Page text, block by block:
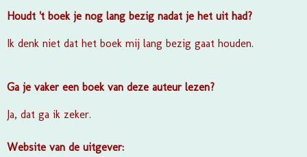
Houdt 't boek je nog lang bezig nadat je het uit had?
Ik denk niet dat het boek mij lang bezig gaat houden.
Ga je vaker een boek van deze auteur lezen?
Ja, dat ga ik zeker.
Website van de uitgever: